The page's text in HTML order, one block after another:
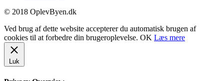
© 2018 OplevByen.dk
Ved brug af dette website accepterer du automatisk brugen af
cookies til at forbedre din brugeroplevelse. OK Læs mere
Luk